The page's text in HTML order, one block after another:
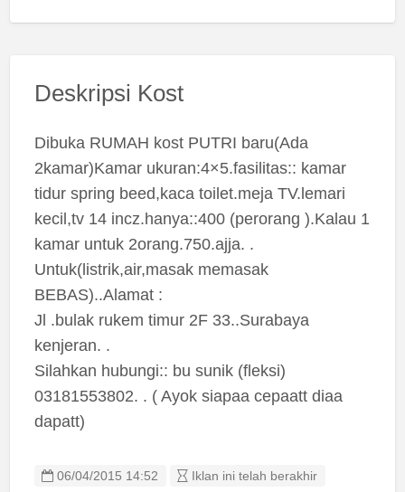
Deskripsi Kost
Dibuka RUMAH kost PUTRI baru(Ada
2kamar)Kamar ukuran:4×5.fasilitas:: kamar
tidur spring beed,kaca toilet.meja TV.lemari
kecil,tv 14 incz.hanya::400 (perorang ).Kalau 1
kamar untuk 2orang.750.ajja. .
Untuk(listrik,air,masak memasak
BEBAS)..Alamat :
Jl .bulak rukem timur 2F 33..Surabaya
kenjeran. .
Silahkan hubungi:: bu sunik (fleksi)
03181553802. . ( Ayok siapaa cepaatt diaa
dapatt)
06/04/2015 14:52 Iklan ini telah berakhir